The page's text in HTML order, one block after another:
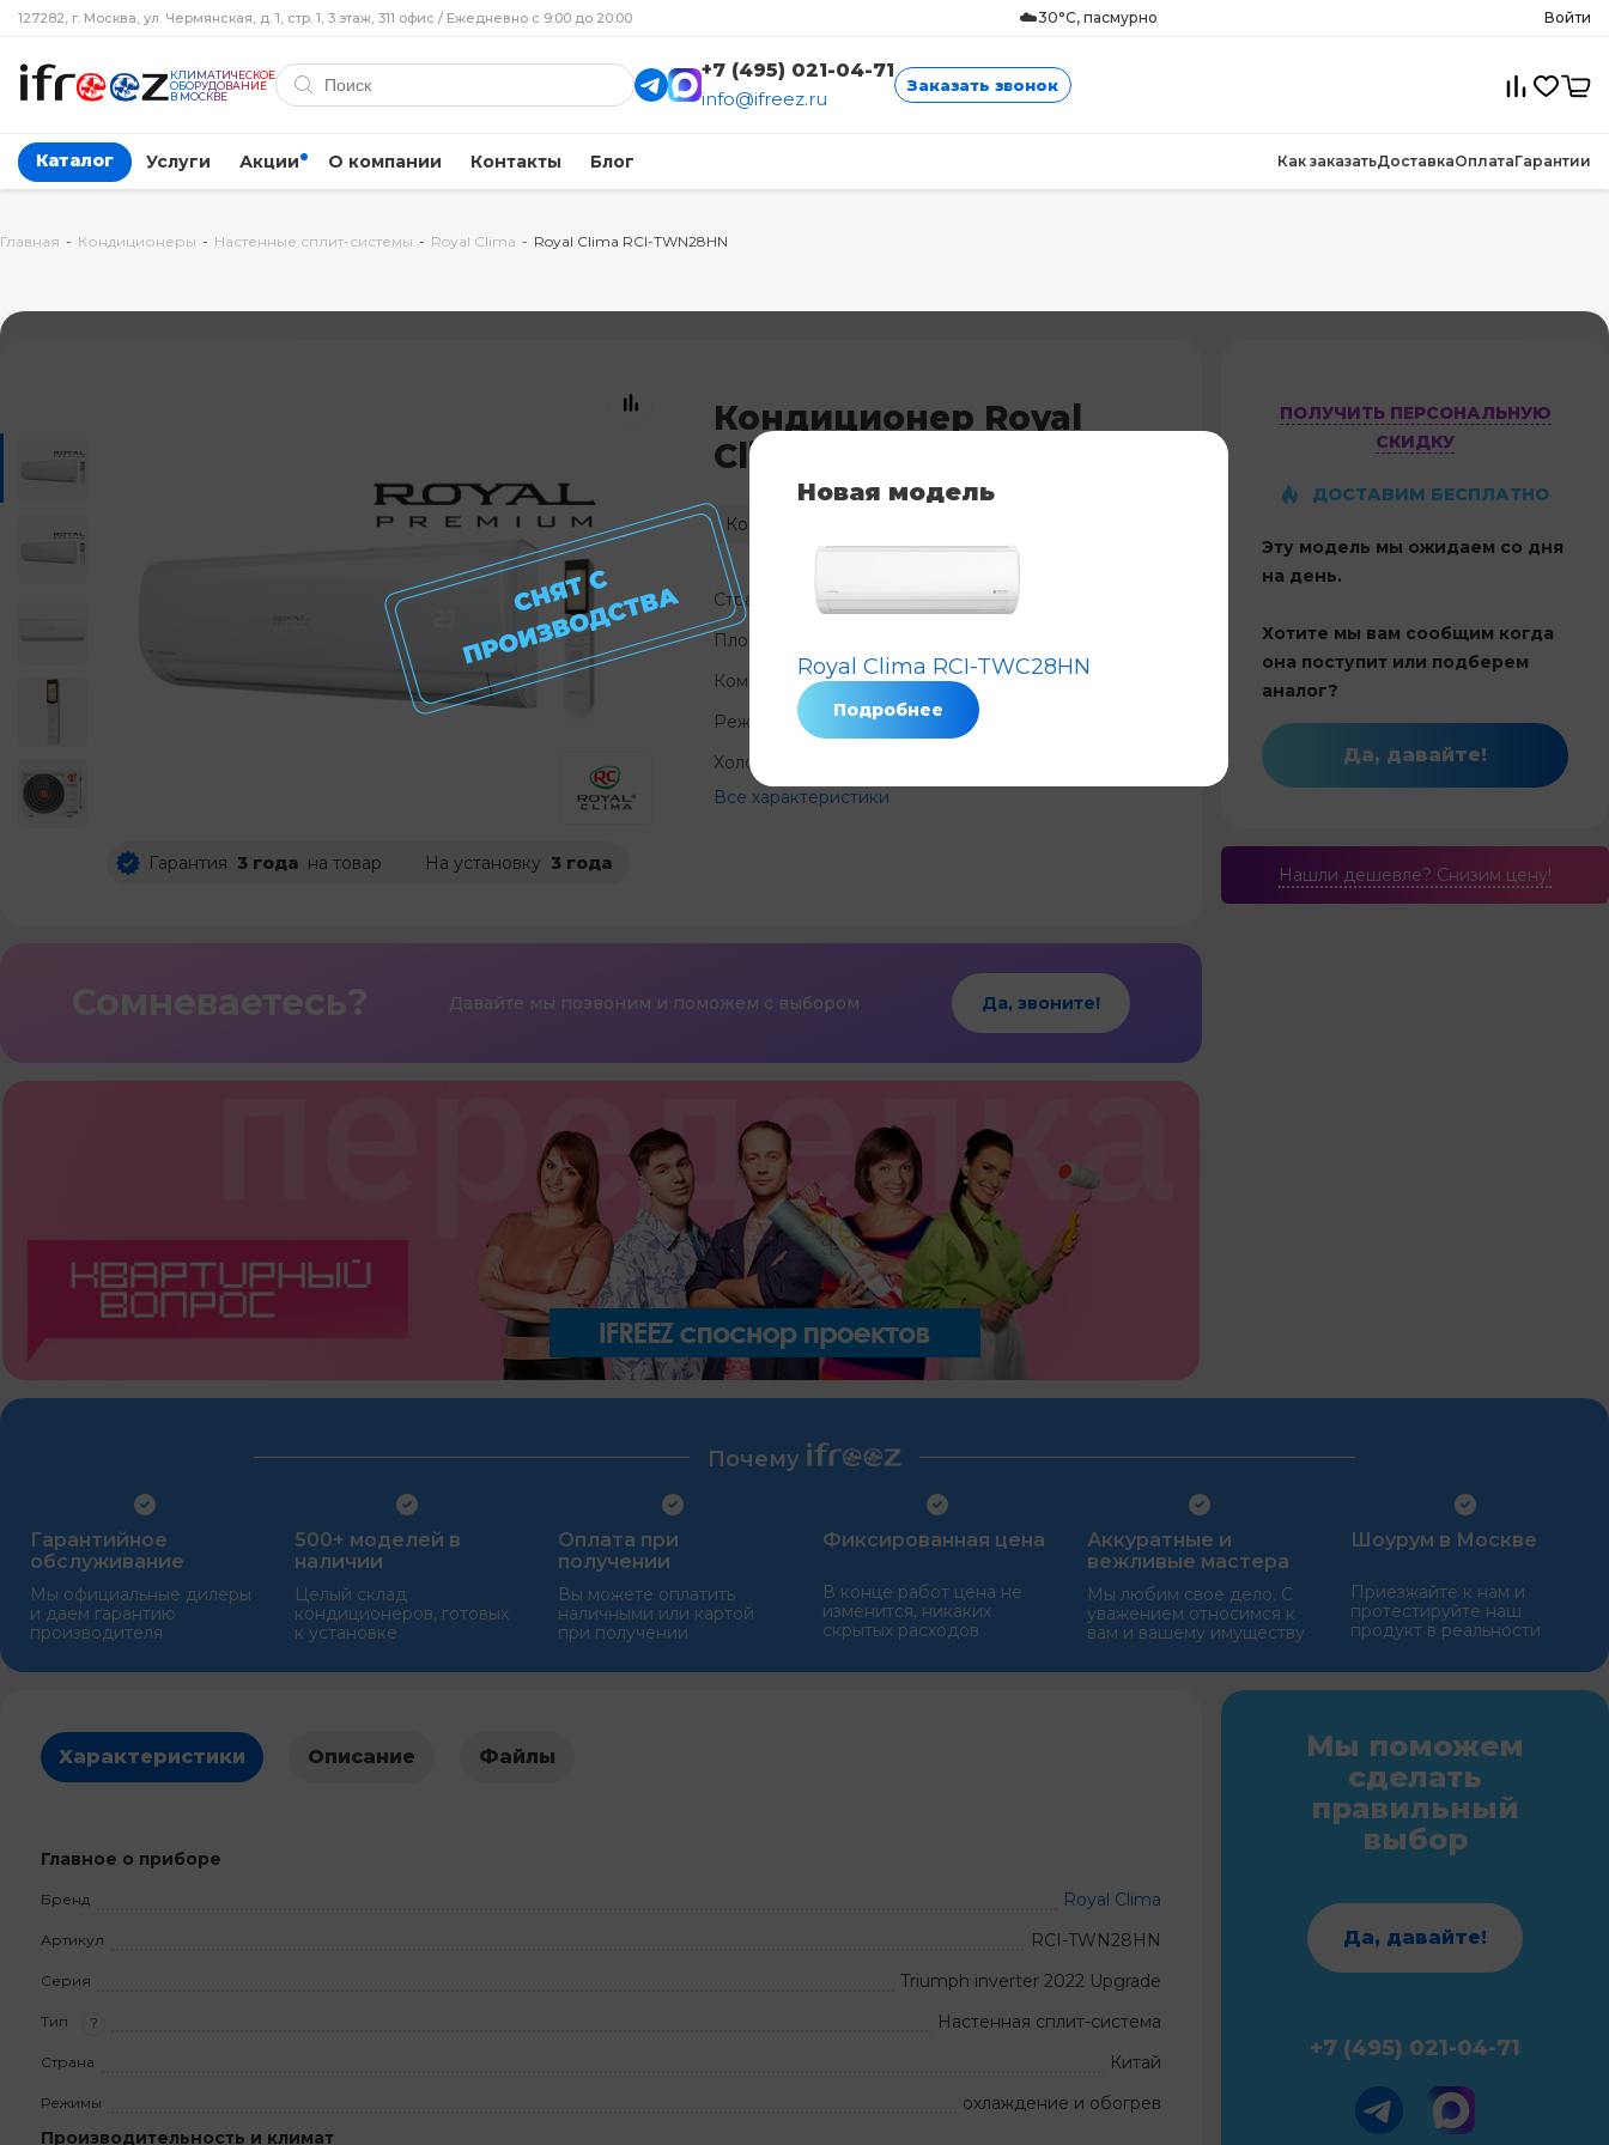
127282, г. Москва, ул. Чермянская, д. 1, стр. 1, 3 этаж, 311 офис / Ежедневно с 9:00 до 20:00 ☁️30°C, пасмурно Войти
КЛИМАТИЧЕСКОЕ
ОБОРУДОВАНИЕ
В МОСКВЕ
+7 (495) 021-04-71
info@ifreez.ru
Заказать звонок
Каталог Услуги Акции О компании Контакты Блог Как заказатьДоставкаОплатаГарантии
Главная - Кондиционеры - Настенные сплит-системы - Royal Clima - Royal Clima RCI-TWN28HN
Гарантия 3 года на товар На установку 3 года
Кондиционер Royal
Clima RCI-TWN28HN
Код: 1866
Страна
Площадь, м²
Компрессор
?
Инвертор
Режимы
охлаждение и обогрев
Холод, КВт/ч
Все характеристики
Сомневаетесь? Давайте мы позвоним и поможем с выбором Да, звоните!
ПОЛУЧИТЬ ПЕРСОНАЛЬНУЮ
СКИДКУ
ДОСТАВИМ БЕСПЛАТНО
Эту модель мы ожидаем со дня
на день.
Хотите мы вам сообщим когда
она поступит или подберем
аналог?
Да, давайте!
Нашли дешевле? Cнизим цену!
Почему
Гарантийное
обслуживание
Мы официальные дилеры
и даем гарантию
производителя
500+ моделей в
наличии
Целый склад
кондиционеров, готовых
к установке
Оплата при
получении
Вы можете оплатить
наличными или картой
при получении
Фиксированная цена
В конце работ цена не
изменится, никаких
скрытых расходов
Аккуратные и
вежливые мастера
Мы любим свое дело. С
уважением относимся к
вам и вашему имуществу
Шоурум в Москве
Приезжайте к нам и
протестируйте наш
продукт в реальности
Характеристики Описание Файлы
Главное о приборе
Бренд Royal Clima
Артикул RCI-TWN28HN
Серия Triumph inverter 2022 Upgrade
Тип ? Настенная сплит-система
Страна Китай
Режимы
охлаждение и обогрев
Производительность и климат
Мы поможем
сделать
правильный
выбор
Да, давайте!
+7 (495) 021-04-71
Новая модель
Royal Clima RCI-TWC28HN
Подробнее